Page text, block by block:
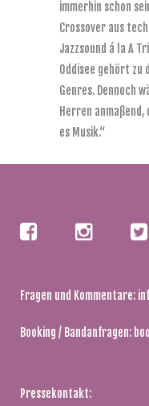
immerhin schon
Crossover aus
Jazzsound á la A
Oddisee gehört zu
Genres. Dennoch
Herren anmaßend,
es Musik.“
Fragen und Kommentare:
Booking / Bandanfragen:
Pressekontakt: